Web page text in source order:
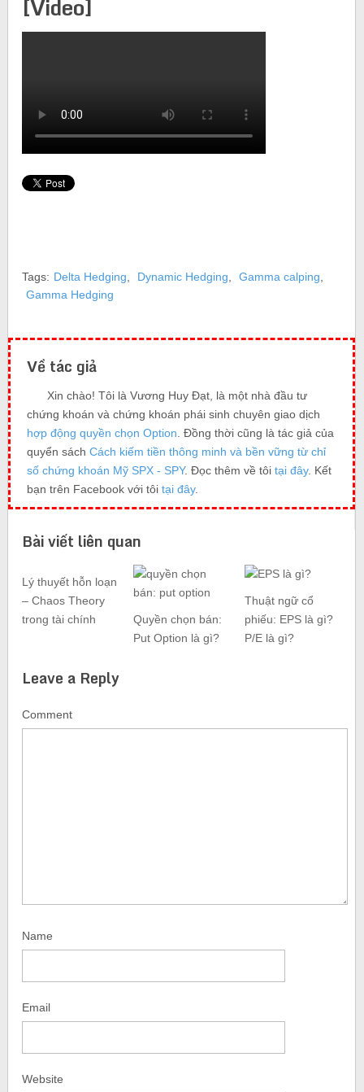
[Video]
Tags: Delta Hedging Dynamic Hedging Gamma calping
Gamma Hedging
Về tác giả
Xin chào! Tôi là Vương Huy Đạt, là một nhà đầu tư
chứng khoán và chứng khoán phái sinh chuyên giao dịch
hợp động quyền chọn Option . Đồng thời cũng là tác giả của
quyển sách Cách kiếm tiền thông minh và bền vững từ chỉ
số chứng khoán Mỹ SPX - SPY. Đọc thêm về tôi tại đây. Kết
bạn trên Facebook với tôi tại đây.
Bài viết liên quan
Lý thuyết hỗn loạn
– Chaos Theory
trong tài chính
Quyền chọn bán:
Put Option là gì?
Thuật ngữ cổ
phiếu: EPS là gì?
P/E là gì?
Leave a Reply
Comment
Name
Email
Website